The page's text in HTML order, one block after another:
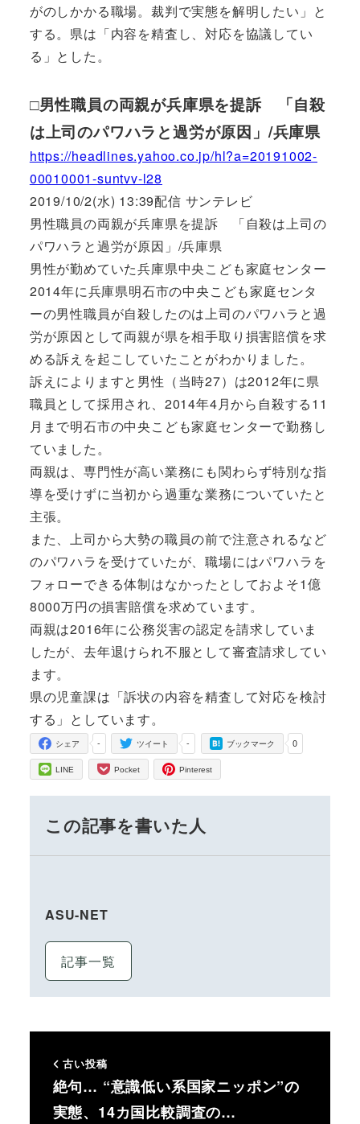
がのしかかる職場。裁判で実態を解明したい」と
する。県は「内容を精査し、対応を協議してい
る」とした。
□男性職員の両親が兵庫県を提訴 「自殺
は上司のパワハラと過労が原因」/兵庫県
https://headlines.yahoo.co.jp/hl?a=20191002-
00010001-suntvv-l28
2019/10/2(水) 13:39配信 サンテレビ
男性職員の両親が兵庫県を提訴 「自殺は上司の
パワハラと過労が原因」/兵庫県
男性が勤めていた兵庫県中央こども家庭センター
2014年に兵庫県明石市の中央こども家庭センタ
ーの男性職員が自殺したのは上司のパワハラと過
労が原因として両親が県を相手取り損害賠償を求
める訴えを起こしていたことがわかりました。
訴えによりますと男性（当時27）は2012年に県
職員として採用され、2014年4月から自殺する11
月まで明石市の中央こども家庭センターで勤務し
ていました。
両親は、専門性が高い業務にも関わらず特別な指
導を受けずに当初から過重な業務についていたと
主張。
また、上司から大勢の職員の前で注意されるなど
のパワハラを受けていたが、職場にはパワハラを
フォローできる体制はなかったとしておよそ1億
8000万円の損害賠償を求めています。
両親は2016年に公務災害の認定を請求していま
したが、去年退けられ不服として審査請求してい
ます。
県の児童課は「訴状の内容を精査して対応を検討
する」としています。
-
シェア -
ツイート 0
ブックマーク
LINE Pocket Pinterest
この記事を書いた人
ASU-NET
記事一覧
古い投稿
絶句… “意識低い系国家ニッポン”の
実態、14カ国比較調査の…